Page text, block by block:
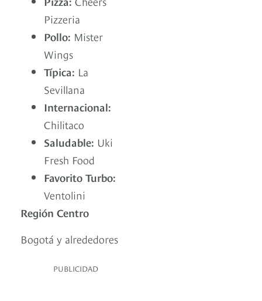
Pizzeria
Pollo: Mister
Wings
Típica: La
Sevillana
Internacional:
Chilitaco
Saludable: Uki
Fresh Food
Favorito Turbo:
Ventolini
Región Centro
Bogotá y alrededores
PUBLICIDAD